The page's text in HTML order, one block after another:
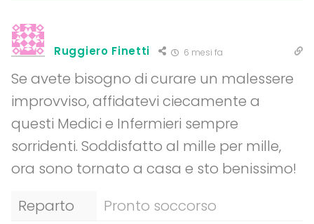
Ruggiero Finetti 6 mesi fa
Se avete bisogno di curare un malessere
improvviso, affidatevi ciecamente a
questi Medici e Infermieri sempre
sorridenti. Soddisfatto al mille per mille,
ora sono tornato a casa e sto benissimo!
Reparto
Pronto soccorso